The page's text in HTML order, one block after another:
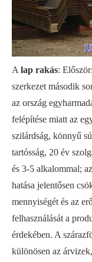
A lap rakás:
szerkezet második
az ország
felépítése miatt az
szilárdság, könnyű
tartósság, 20 év
és 3-5 alkalommal;
hatása jelentősen
mennyiségét és az
felhasználását a
érdekében. A
különösen az